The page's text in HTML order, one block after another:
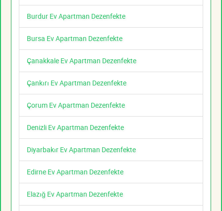
Burdur Ev Apartman Dezenfekte
Bursa Ev Apartman Dezenfekte
Çanakkale Ev Apartman Dezenfekte
Çankırı Ev Apartman Dezenfekte
Çorum Ev Apartman Dezenfekte
Denizli Ev Apartman Dezenfekte
Diyarbakır Ev Apartman Dezenfekte
Edirne Ev Apartman Dezenfekte
Elazığ Ev Apartman Dezenfekte